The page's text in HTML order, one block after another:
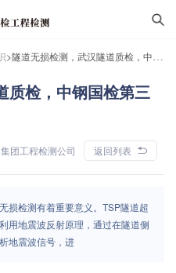
>隧道无损检测，武汉隧道质检，中钢国检第三方检测机构
质检，中钢国检第三
团工程检测公司 返回列表
损检测有着重要意义。TSP隧道超
用地震波反射原理，通过在隧道侧
地震波信号，进